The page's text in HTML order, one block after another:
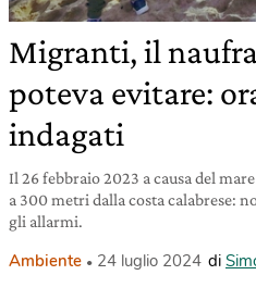
Migranti, il
poteva evitare:
indagati
Il 26 febbraio 2023 a causa del
a 300 metri dalla costa calabrese:
gli allarmi.
Ambiente 24 luglio 2024 di